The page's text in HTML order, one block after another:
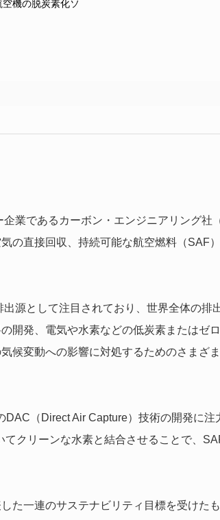
業であるカーボン・エンジニアリング社
の直接回収、持続可能な航空燃料（SAF
源として注目されており、世界全体の排
開発、電気や水素などの低炭素またはゼ
候変動への影響に対処するためのさまざ
（Direct Air Capture）技術の開発に注
クリーンな水素と結合させることで、
た一連のサステナビリティ目標を受けた